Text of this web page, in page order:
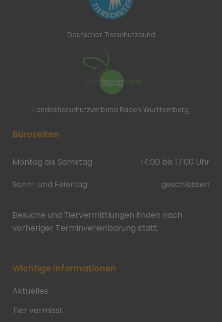
Deutscher Tierschutzbund
Landestierschutzverband Baden Württemberg
Bürozeiten
Montag bis Samstag
14:00 bis 17:00 Uhr
Sonn- und Feiertag
geschlossen
Besuche und Tiervermittlungen finden nach
vorheriger Terminvereinbarung statt.
Wichtige Informationen
Aktuelles
Tier vermisst